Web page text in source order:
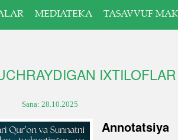
MEDIATEKA TASAVVUF
Sana: 28.10.2025
Annotatsiya